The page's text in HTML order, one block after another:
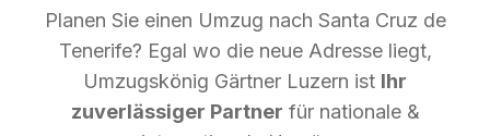
Planen Sie einen Umzug nach Santa Cruz de
Tenerife? Egal wo die neue Adresse liegt,
Umzugskönig Gärtner Luzern ist Ihr
zuverlässiger Partner für nationale &